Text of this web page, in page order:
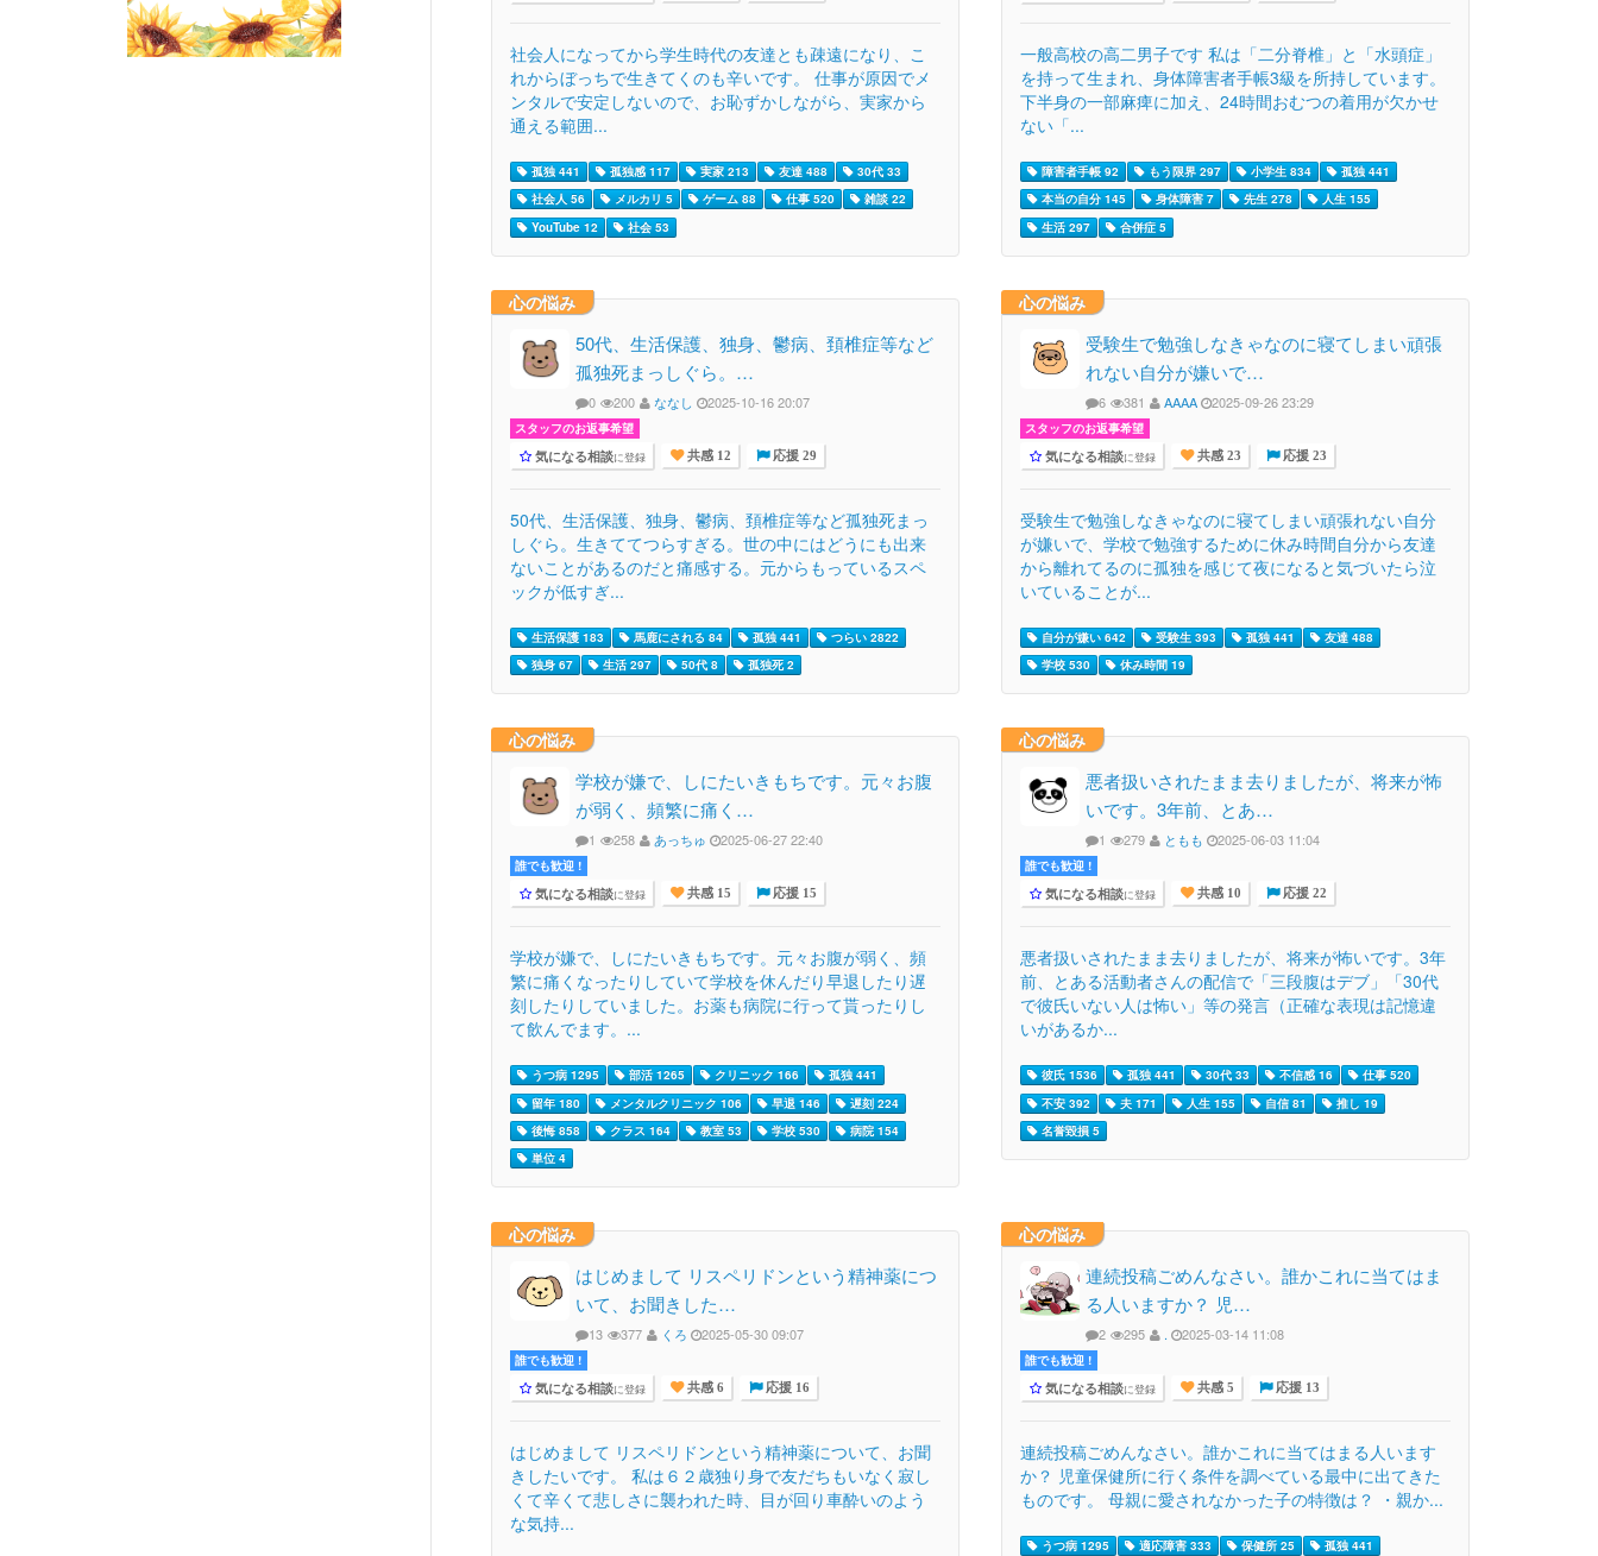
社会人になってから学生時代の友達とも疎遠になり、こ
れからぼっちで生きてくのも辛いです。 仕事が原因でメ
ンタルで安定しないので、お恥ずかしながら、実家から
通える範囲...
孤独 441 孤独感 117 実家 213 友達 488
30代 33
社会人 56
メルカリ 5 ゲーム 88 仕事 520
雑談 22
YouTube 12
社会 53
一般高校の高二男子です 私は「二分脊椎」と「水頭症」
を持って生まれ、身体障害者手帳3級を所持しています。
下半身の一部麻痺に加え、24時間おむつの着用が欠かせ
ない「...
障害者手帳 92 もう限界 297 小学生 834
孤独 441
本当の自分 145
身体障害 7 先生 278
人生 155
生活 297
合併症 5
心の悩み
50代、生活保護、独身、鬱病、頚椎症等など
孤独死まっしぐら。…
0 200 ななし 2025-10-16 20:07
スタッフのお返事希望
気になる相談に登録 共感 12 応援 29
50代、生活保護、独身、鬱病、頚椎症等など孤独死まっ
しぐら。生きててつらすぎる。世の中にはどうにも出来
ないことがあるのだと痛感する。元からもっているスペ
ックが低すぎ...
生活保護 183 馬鹿にされる 84 孤独 441
つらい 2822
独身 67
生活 297 50代 8 孤独死 2
心の悩み
受験生で勉強しなきゃなのに寝てしまい頑張
れない自分が嫌いで…
6 381 AAAA 2025-09-26 23:29
スタッフのお返事希望
気になる相談に登録 共感 23 応援 23
受験生で勉強しなきゃなのに寝てしまい頑張れない自分
が嫌いで、学校で勉強するために休み時間自分から友達
から離れてるのに孤独を感じて夜になると気づいたら泣
いていることが...
自分が嫌い 642 受験生 393 孤独 441
友達 488
学校 530
休み時間 19
心の悩み
学校が嫌で、しにたいきもちです。元々お腹
が弱く、頻繁に痛く…
1 258 あっちゅ 2025-06-27 22:40
誰でも歓迎 !
気になる相談に登録 共感 15 応援 15
学校が嫌で、しにたいきもちです。元々お腹が弱く、頻
繁に痛くなったりしていて学校を休んだり早退したり遅
刻したりしていました。お薬も病院に行って貰ったりし
て飲んでます。...
うつ病 1295 部活 1265 クリニック 166
孤独 441
留年 180
メンタルクリニック 106 早退 146
遅刻 224
後悔 858
クラス 164 教室 53 学校 530
病院 154
単位 4
心の悩み
悪者扱いされたまま去りましたが、将来が怖
いです。3年前、とあ…
1 279 ともも 2025-06-03 11:04
誰でも歓迎 !
気になる相談に登録 共感 10 応援 22
悪者扱いされたまま去りましたが、将来が怖いです。3年
前、とある活動者さんの配信で「三段腹はデブ」「30代
で彼氏いない人は怖い」等の発言（正確な表現は記憶違
いがあるか...
彼氏 1536 孤独 441 30代 33 不信感 16
仕事 520
不安 392
夫 171 人生 155 自信 81
推し 19
名誉毀損 5
心の悩み
はじめまして リスペリドンという精神薬につ
いて、お聞きした…
13 377 くろ 2025-05-30 09:07
誰でも歓迎 !
気になる相談に登録 共感 6 応援 16
はじめまして リスペリドンという精神薬について、お聞
きしたいです。 私は６２歳独り身で友だちもいなく寂し
くて辛くて悲しさに襲われた時、目が回り車酔いのよう
な気持...
心の悩み
連続投稿ごめんなさい。誰かこれに当てはま
る人いますか？ 児…
2 295 . 2025-03-14 11:08
誰でも歓迎 !
気になる相談に登録 共感 5 応援 13
連続投稿ごめんなさい。誰かこれに当てはまる人います
か？ 児童保健所に行く条件を調べている最中に出てきた
ものです。 母親に愛されなかった子の特徴は？ ・親か...
うつ病 1295 適応障害 333 保健所 25
孤独 441